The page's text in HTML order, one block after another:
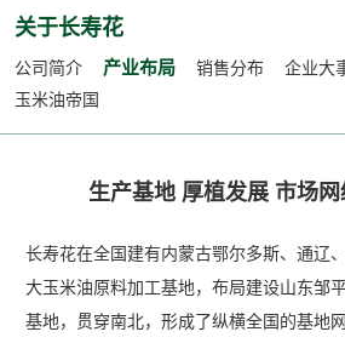
关于长寿花
公司简介 产业布局 销售分布 企业大
玉米油帝国
生产基地 厚植发展 市场网
长寿花在全国建有内蒙古鄂尔多斯、通辽
大玉米油原料加工基地，布局建设山东邹
基地，贯穿南北，形成了纵横全国的基地